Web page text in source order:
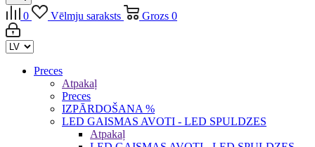
0 Vēlmju saraksts Grozs 0
Preces
Atpakaļ
Preces
IZPĀRDOŠANA %
LED GAISMAS AVOTI - LED SPULDZES
Atpakaļ